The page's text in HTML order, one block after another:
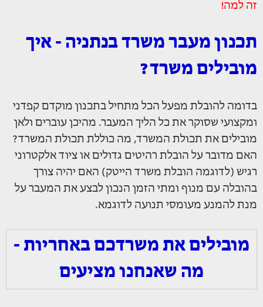
זה למה!
תכנון מעבר משרד בנתניה - איך
מובילים משרד?
בדומה להובלת מפעל הכל מתחיל בתכנון מוקדם קפדני
ומקצועי שסוקר את כל הליך המעבר. מהיכן עוברים ולאן
מובילים את תכולת המשרד, מה כוללת תכולת המשרד?
האם מדובר על הובלת רהיטים גדולים או ציוד אלקטרוני
רגיש (לדוגמה הובלת משרד הייטק) האם יהיה צורך
בהובלה עם מנוף ומתי הזמן הנכון לבצע את המעבר על
מנת להמנע מעומסי תנועה לדוגמא.
מובילים את משרדכם באחריות -
מה שאנחנו מציעים